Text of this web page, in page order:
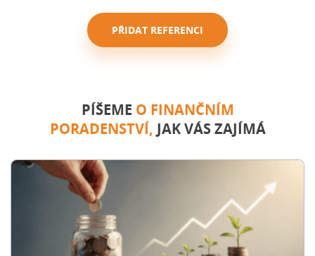
PŘIDAT REFERENCI
PÍŠEME O FINANČNÍM
PORADENSTVÍ, JAK VÁS ZAJÍMÁ